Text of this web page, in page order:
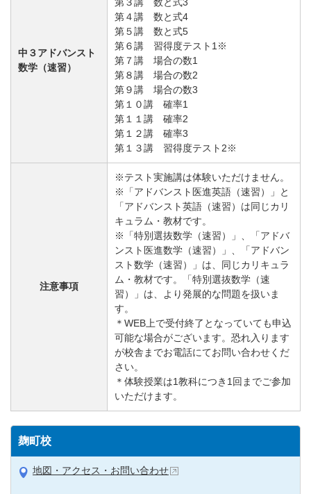
中３アドバンスト
数学（速習）
第４講 数と式4
第５講 数と式5
第６講 習得度テスト1※
第７講 場合の数1
第８講 場合の数2
第９講 場合の数3
第１０講 確率1
第１１講 確率2
第１２講 確率3
第１３講 習得度テスト2※
注意事項
※テスト実施講は体験いただけません。
※「アドバンスト医進英語（速習）」と
「アドバンスト英語（速習）は同じカリ
キュラム・教材です。
※「特別選抜数学（速習）」、「アドバ
ンスト医進数学（速習）」、「アドバン
スト数学（速習）」は、同じカリキュラ
ム・教材です。「特別選抜数学（速
習）」は、より発展的な問題を扱いま
す。
＊WEB上で受付終了となっていても申込
可能な場合がございます。恐れ入ります
が校舎までお電話にてお問い合わせくだ
さい。
＊体験授業は1教科につき1回までご参加
いただけます。
麹町校
地図・アクセス・お問い合わせ